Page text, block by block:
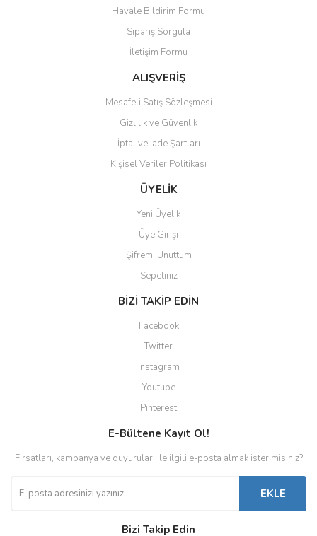
Havale Bildirim Formu
Sipariş Sorgula
İletişim Formu
ALIŞVERİŞ
Mesafeli Satış Sözleşmesi
Gizlilik ve Güvenlik
İptal ve İade Şartları
Kişisel Veriler Politikası
ÜYELİK
Yeni Üyelik
Üye Girişi
Şifremi Unuttum
Sepetiniz
BİZİ TAKİP EDİN
Facebook
Twitter
Instagram
Youtube
Pinterest
E-Bültene Kayıt Ol!
Fırsatları, kampanya ve duyuruları ile ilgili e-posta almak ister misiniz?
EKLE
Bizi Takip Edin